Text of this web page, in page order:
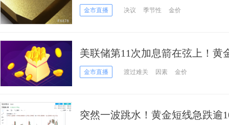
的时候
金市直播 决议 季节性 金价
美联储第11次加息箭在弦上！黄
金市直播 渡过难关 因素 金价
突然一波跳水！黄金短线急跌逾